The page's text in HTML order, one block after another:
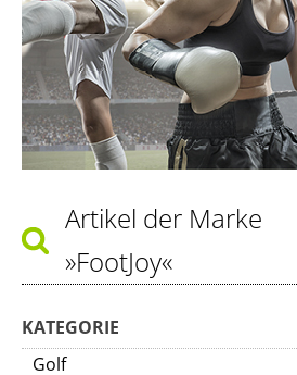
Artikel der Marke
»FootJoy«
KATEGORIE
Golf